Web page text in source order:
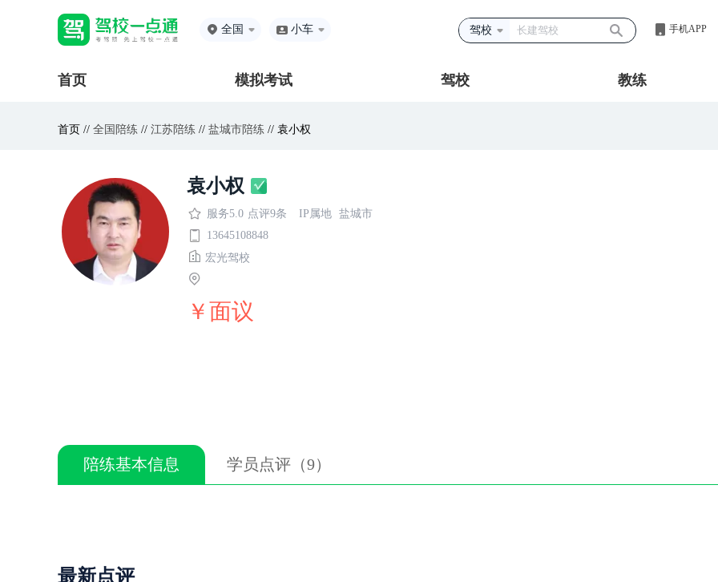
全国 小车 驾校 手机APP
首页 模拟考试 驾校 教练
首页 // 全国陪练 // 江苏陪练 // 盐城市陪练 // 袁小权
袁小权
服务5.0 点评9条 IP属地 盐城市
13645108848
宏光驾校
￥面议
陪练基本信息 学员点评（9）
最新点评